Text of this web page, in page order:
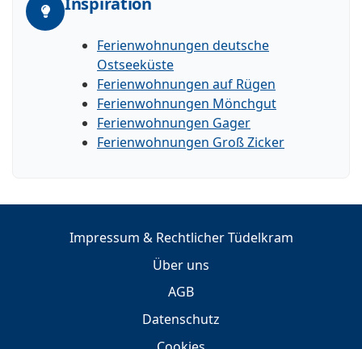
Ferienwohnungen deutsche
Ostseeküste
Ferienwohnungen auf Rügen
Ferienwohnungen Mönchgut
Ferienwohnungen Gager
Ferienwohnungen Groß Zicker
Impressum & Rechtlicher Tüdelkram
Über uns
AGB
Datenschutz